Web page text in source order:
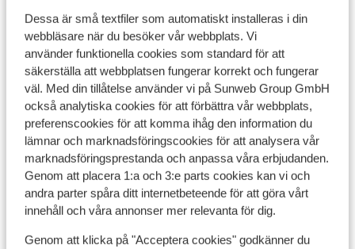
Dessa är små textfiler som automatiskt installeras i din
webbläsare när du besöker vår webbplats. Vi
använder funktionella cookies som standard för att
säkerställa att webbplatsen fungerar korrekt och fungerar
väl. Med din tillåtelse använder vi på Sunweb Group GmbH
också analytiska cookies för att förbättra vår webbplats,
preferenscookies för att komma ihåg den information du
lämnar och marknadsföringscookies för att analysera vår
marknadsföringsprestanda och anpassa våra erbjudanden.
Genom att placera 1:a och 3:e parts cookies kan vi och
andra parter spåra ditt internetbeteende för att göra vårt
innehåll och våra annonser mer relevanta för dig.
Genom att klicka på "Acceptera cookies" godkänner du
för familjer. Frukosten ingår i din vistelse och du har
även möjlighet att boka med frukost, halvpension eller
enkel All Inclusive där alla måltider och drycker ingår.
Vad våra gäster tycker
Det här är 100 % äkta kundrecensioner som verkligen
speglar deras upplevelser av vår produkt.
Mer om recensioner